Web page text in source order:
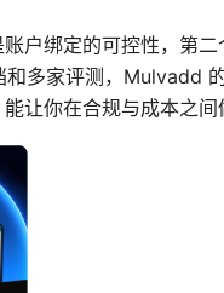
户绑定的可控性，第
多家评测，Mulvadd
让你在合规与成本之间